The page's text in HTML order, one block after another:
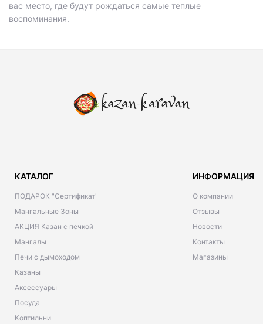
вас место, где будут рождаться самые теплые
воспоминания.
КАТАЛОГ
ПОДАРОК "Сертификат"
Мангальные Зоны
АКЦИЯ Казан с печкой
Мангалы
Печи с дымоходом
Казаны
Аксессуары
Посуда
Коптильни
ИНФОРМАЦИЯ
О компании
Отзывы
Новости
Контакты
Магазины